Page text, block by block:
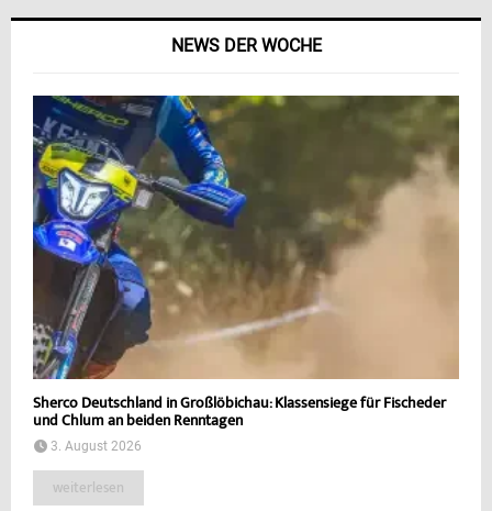
NEWS DER WOCHE
Sherco Deutschland in Großlöbichau: Klassensiege für Fischeder
und Chlum an beiden Renntagen
3. August 2026
weiterlesen